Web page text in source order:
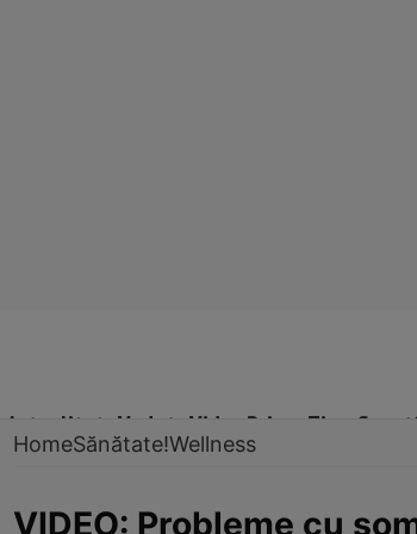
Actualitate Vedete Video Prime Time Sport
HomeSănătate!Wellness
VIDEO: Probleme cu